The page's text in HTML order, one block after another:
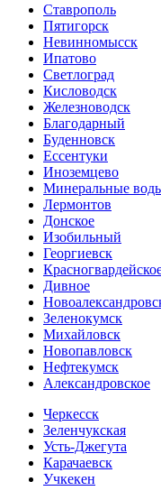
Ставрополь
Пятигорск
Невинномысск
Ипатово
Светлоград
Кисловодск
Железноводск
Благодарный
Буденновск
Ессентуки
Иноземцево
Минеральные
Лермонтов
Донское
Изобильный
Георгиевск
Дивное
Зеленокумск
Михайловск
Новопавловск
Нефтекумск
Александровское
Черкесск
Зеленчукская
Усть-Джегута
Карачаевск
Учкекен